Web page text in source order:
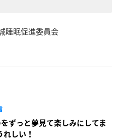
睡眠促進委員会
ずっと夢見て楽しみにしてま
しい！